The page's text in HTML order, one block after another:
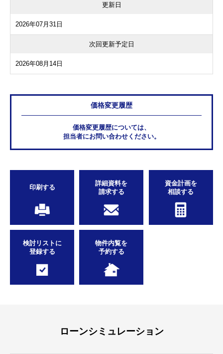
更新日
2026年07月31日
次回更新予定日
2026年08月14日
価格変更履歴
価格変更履歴については、
担当者にお問い合わせください。
印刷する
詳細資料を
請求する
資金計画を
相談する
検討リストに
登録する
物件内覧を
予約する
ローンシミュレーション